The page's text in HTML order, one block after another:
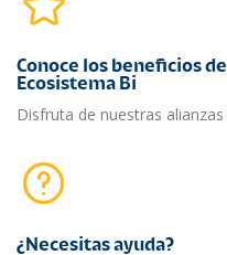
Conoce los beneficios de
Ecosistema Bi
Disfruta de nuestras alianzas
¿Necesitas ayuda?​